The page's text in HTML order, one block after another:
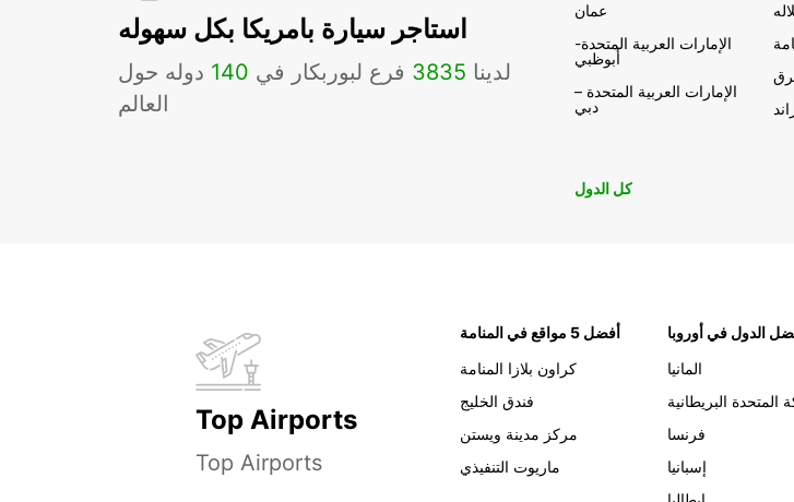
استاجر سيارة بامريكا بكل سهوله
لدينا 3835 فرع لبوربكار في 140 دوله حول
العالم
عمان
الإمارات العربية المتحدة-
أبوظبي
الإمارات العربية المتحدة –
دبي
كل الدول
Top Airports
Top Airports
أفضل 5 مواقع في المنامة
كراون بلازا المنامة
فندق الخليج
مركز مدينة ويستن
ماريوت التنفيذي
الدول في أوروبا
المانيا
المتحدة البريطانية
فرنسا
إسبانيا